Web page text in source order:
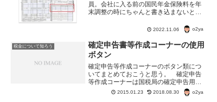
員。会社に入る前の国民年金保険料を年
末調整の時にちゃんと書き込まないと損
の1月1日から12月31日。その期間の途中
で会社員になった人は、国民年金保険料
を払ったはず。
2022.11.06 o2ya
税金について知ろう
確定申告書等作成コーナーの使用
ボタン
確定申告等作成コーナーのボタン類につ
いてまとめておこうと思う。 確定申告
等作成コーナーは国税局の確定申告用の
ホームページソフト。 e-Taxだけでなく
印刷して税務署へ持っていったり郵送し
2015.01.23 2018.08.30 o2ya